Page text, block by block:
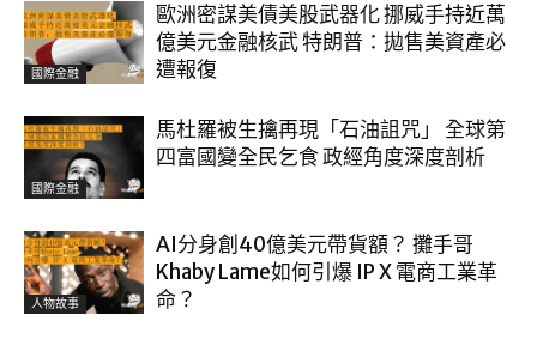
國際金融
歐洲密謀美債美股武器化 挪威手持近萬
億美元金融核武 特朗普：拋售美資產必
遭報復
國際金融
馬杜羅被生擒再現「石油詛咒」 全球第
四富國變全民乞食 政經角度深度剖析
人物故事
AI分身創40億美元帶貨額？ 攤手哥
Khaby Lame如何引爆 IP X 電商工業革
命？